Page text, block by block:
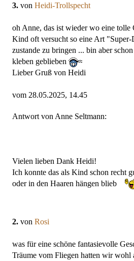
3. von Heidi-Trollspecht
oh Anne, das ist wieder wo eine tolle
Kind oft versucht so eine Art
zustande zu bringen ... bin aber
kleben geblieben
Lieber Gruß von Heidi
vom 28.05.2025, 14.45
Antwort von Anne Seltmann:
Vielen lieben Dank Heidi!
Ich konnte das als Kind schon recht
oder in den Haaren hängen blieb
2. von Rosi
was für eine schöne fantasievolle
Träume vom Fliegen hatten wir wohl